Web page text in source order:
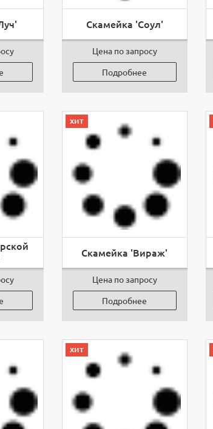
Скамейка 'Соул'
Цена по запросу
Подробнее
хит
Скамейка 'Вираж'
Цена по запросу
Подробнее
хит